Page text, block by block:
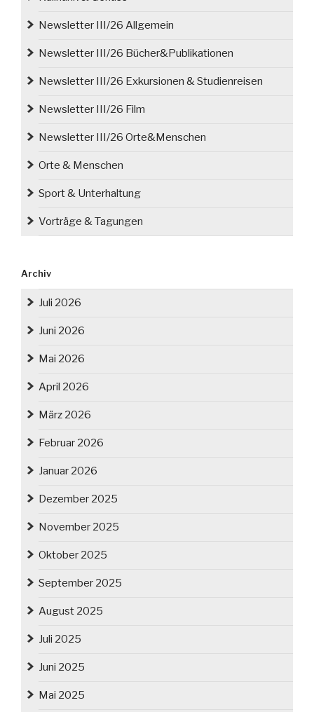
Newsletter III/26 Allgemein
Newsletter III/26 Bücher&Publikationen
Newsletter III/26 Exkursionen & Studienreisen
Newsletter III/26 Film
Newsletter III/26 Orte&Menschen
Orte & Menschen
Sport & Unterhaltung
Vorträge & Tagungen
Archiv
Juli 2026
Juni 2026
Mai 2026
April 2026
März 2026
Februar 2026
Januar 2026
Dezember 2025
November 2025
Oktober 2025
September 2025
August 2025
Juli 2025
Juni 2025
Mai 2025